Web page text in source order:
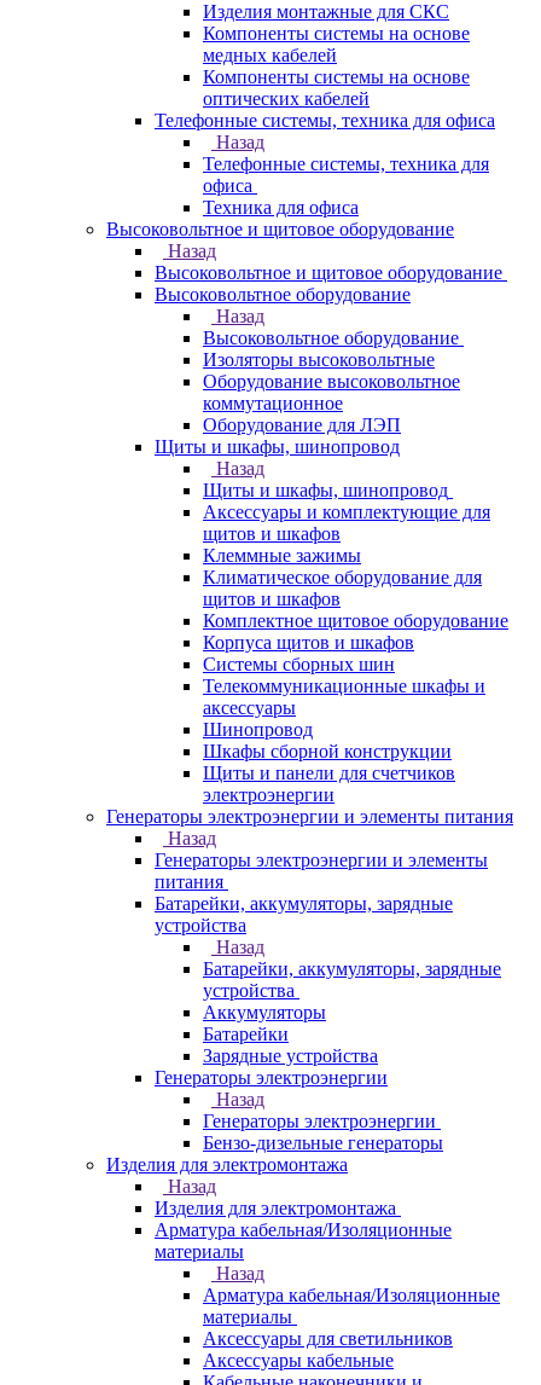
Изделия монтажные для СКС
Компоненты системы на основе
медных кабелей
Компоненты системы на основе
оптических кабелей
Телефонные системы, техника для офиса
Назад
Телефонные системы, техника для
офиса
Техника для офиса
Высоковольтное и щитовое оборудование
Назад
Высоковольтное и щитовое оборудование
Высоковольтное оборудование
Назад
Высоковольтное оборудование
Изоляторы высоковольтные
Оборудование высоковольтное
коммутационное
Оборудование для ЛЭП
Щиты и шкафы, шинопровод
Назад
Щиты и шкафы, шинопровод
Аксессуары и комплектующие для
щитов и шкафов
Клеммные зажимы
Климатическое оборудование для
щитов и шкафов
Комплектное щитовое оборудование
Корпуса щитов и шкафов
Системы сборных шин
Телекоммуникационные шкафы и
аксессуары
Шинопровод
Шкафы сборной конструкции
Щиты и панели для счетчиков
электроэнергии
Генераторы электроэнергии и элементы питания
Назад
Генераторы электроэнергии и элементы
питания
Батарейки, аккумуляторы, зарядные
устройства
Назад
Батарейки, аккумуляторы, зарядные
устройства
Аккумуляторы
Батарейки
Зарядные устройства
Генераторы электроэнергии
Назад
Генераторы электроэнергии
Бензо-дизельные генераторы
Изделия для электромонтажа
Назад
Изделия для электромонтажа
Арматура кабельная/Изоляционные
материалы
Назад
Арматура кабельная/Изоляционные
материалы
Аксессуары для светильников
Аксессуары кабельные